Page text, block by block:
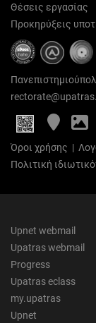
Θέσεις εργασίας
Προκηρύξεις
Maps
Όροι χρήσης |
Πολιτική
Upnet webmail
Upatras webmail
Progress
Upatras eclass
my.upatras
Upnet